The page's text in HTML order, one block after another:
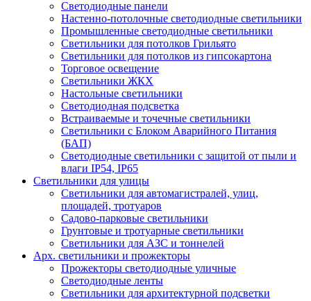
Светодиодные панели
Настенно-потолочные светодиодные светильники
Промышленные светодиодные светильники
Светильники для потолков Грильято
Светильники для потолков из гипсокартона
Торговое освещение
Светильники ЖКХ
Настольные светильники
Светодиодная подсветка
Встраиваемые и точечные светильники
Светильники с Блоком Аварийного Питания
(БАП)
Светодиодные светильники с защитой от пыли и
влаги IP54, IP65
Светильники для улицы
Светильники для автомагистралей, улиц,
площадей, тротуаров
Садово-парковые светильники
Грунтовые и тротуарные светильники
Светильники для АЗС и тоннелей
Арх. светильники и прожекторы
Прожекторы светодиодные уличные
Светодиодные ленты
Светильники для архитектурной подсветки